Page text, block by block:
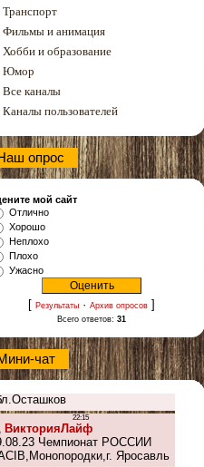
Транспорт
Фильмы и анимация
Хобби и образование
Юмор
Все каналы
Каналы пользователей
опрос
мой сайт
Отлично
Хорошо
Неплохо
Плохо
Ужасно
[ Результаты · Архив опросов ]
Всего ответов: 31
чат